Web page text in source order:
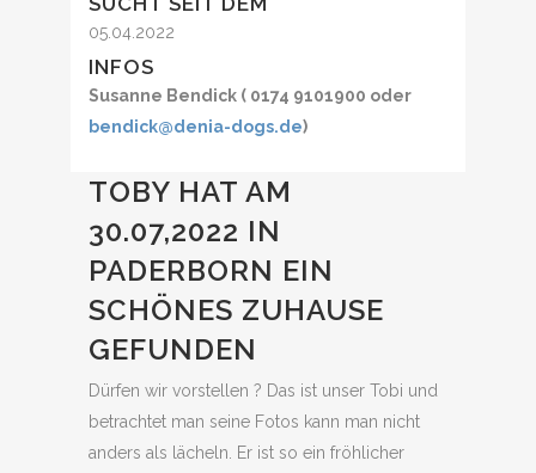
05.04.2022
INFOS
Susanne Bendick ( 0174 9101900 oder
bendick@denia-dogs.de)
TOBY HAT AM
30.07,2022 IN
PADERBORN EIN
SCHÖNES ZUHAUSE
GEFUNDEN
Dürfen wir vorstellen ? Das ist unser Tobi und
betrachtet man seine Fotos kann man nicht
anders als lächeln. Er ist so ein fröhlicher